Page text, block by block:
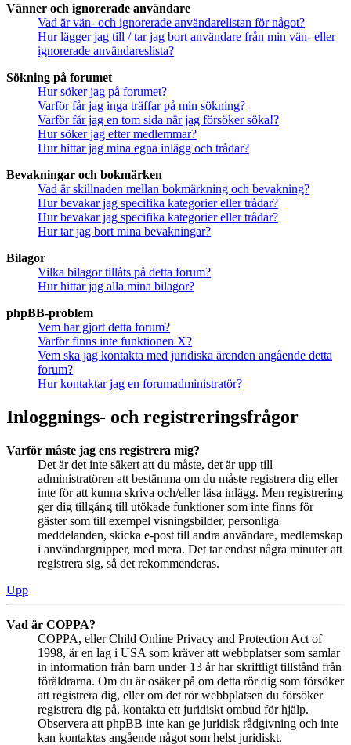
Vänner och ignorerade användare
Vad är vän- och ignorerade användarelistan för något?
Hur lägger jag till / tar jag bort användare från min vän- eller
ignorerade användareslista?
Sökning på forumet
Hur söker jag på forumet?
Varför får jag inga träffar på min sökning?
Varför får jag en tom sida när jag försöker söka!?
Hur söker jag efter medlemmar?
Hur hittar jag mina egna inlägg och trådar?
Bevakningar och bokmärken
Vad är skillnaden mellan bokmärkning och bevakning?
Hur bevakar jag specifika kategorier eller trådar?
Hur bevakar jag specifika kategorier eller trådar?
Hur tar jag bort mina bevakningar?
Bilagor
Vilka bilagor tillåts på detta forum?
Hur hittar jag alla mina bilagor?
phpBB-problem
Vem har gjort detta forum?
Varför finns inte funktionen X?
Vem ska jag kontakta med juridiska ärenden angående detta
forum?
Hur kontaktar jag en forumadministratör?
Inloggnings- och registreringsfrågor
Varför måste jag ens registrera mig?
Det är det inte säkert att du måste, det är upp till
administratören att bestämma om du måste registrera dig eller
inte för att kunna skriva och/eller läsa inlägg. Men registrering
ger dig tillgång till utökade funktioner som inte finns för
gäster som till exempel visningsbilder, personliga
meddelanden, skicka e-post till andra användare, medlemskap
i användargrupper, med mera. Det tar endast några minuter att
registrera sig, så det rekommenderas.
Upp
Vad är COPPA?
COPPA, eller Child Online Privacy and Protection Act of
1998, är en lag i USA som kräver att webbplatser som samlar
in information från barn under 13 år har skriftligt tillstånd från
föräldrarna. Om du är osäker på om detta rör dig som försöker
att registrera dig, eller om det rör webbplatsen du försöker
registrera dig på, kontakta ett juridiskt ombud för hjälp.
Observera att phpBB inte kan ge juridisk rådgivning och inte
kan kontaktas angående något som helst juridiskt.